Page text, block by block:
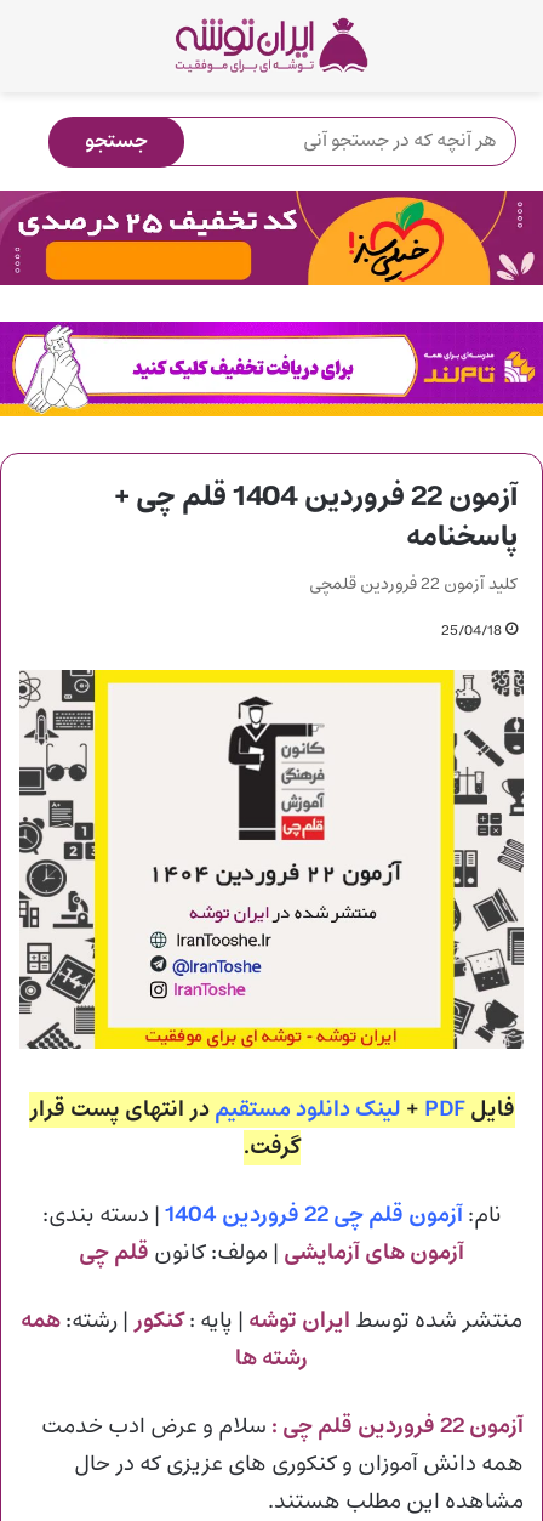
آزمون 22 فروردین 1404 قلم چی +
پاسخنامه
کلید آزمون 22 فروردین قلمچی
25/04/18
فایلPDF
+ لینک دانلود مستقیمدر انتهای پست قرار
گرفت.
نام:آزمون قلم چی 22 فروردین 1404 | دسته بندی:
آزمون های آزمایشی | مولف: کانون قلم چی
منتشر شده توسط ایران توشه | پایه :کنکور| رشته:همه
رشته ها
آزمون 22 فروردین قلم چی :
سلام و عرض ادب خدمت
همه دانش آموزان و کنکوری های عزیزی که در حال
مشاهده این مطلب هستند.